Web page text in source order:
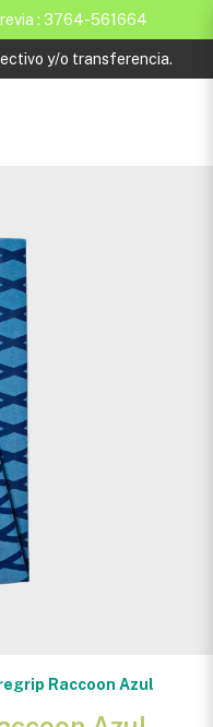
: 3764-561664
y/o transferencia.
Raccoon Azul